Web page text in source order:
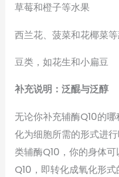
草莓和橙子等水果
西兰花、菠菜和花椰菜
豆类，如花生和小扁豆
补充说明：泛醌与泛醇
无论你补充辅酶Q10的
化为细胞所需的形式进
类辅酶Q10，你的身体
Q10，即转化成氧化形